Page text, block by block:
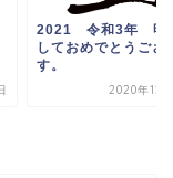
2021 令和3年 明
しておめでとうござ
す。
2020年12